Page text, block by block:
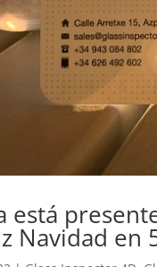
está
Navidad en